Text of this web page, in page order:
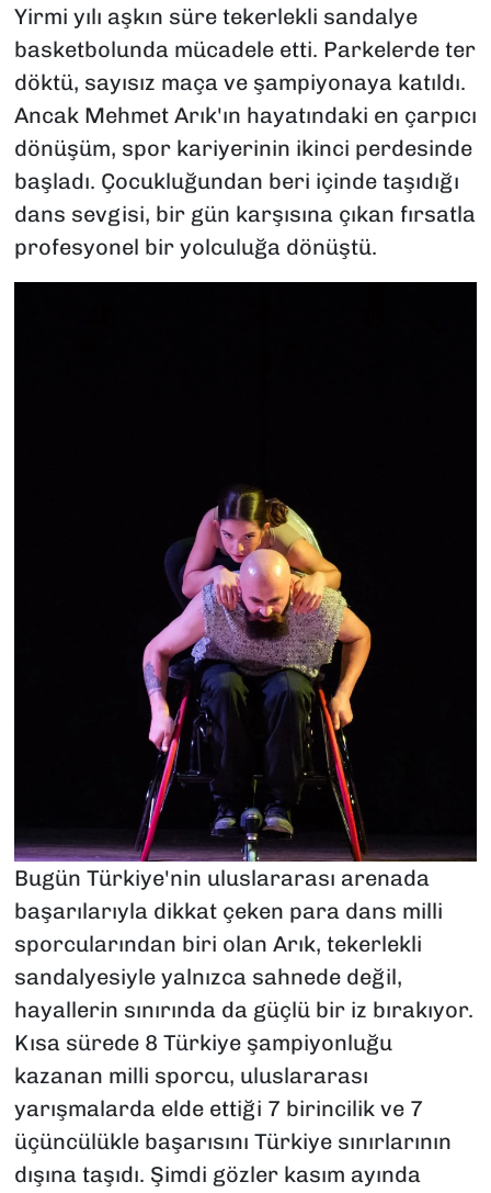
Yirmi yılı aşkın süre tekerlekli sandalye
basketbolunda mücadele etti. Parkelerde ter
döktü, sayısız maça ve şampiyonaya katıldı.
Ancak Mehmet Arık'ın hayatındaki en çarpıcı
dönüşüm, spor kariyerinin ikinci perdesinde
başladı. Çocukluğundan beri içinde taşıdığı
dans sevgisi, bir gün karşısına çıkan fırsatla
profesyonel bir yolculuğa dönüştü.
Bugün Türkiye'nin uluslararası arenada
başarılarıyla dikkat çeken para dans milli
sporcularından biri olan Arık, tekerlekli
sandalyesiyle yalnızca sahnede değil,
hayallerin sınırında da güçlü bir iz bırakıyor.
Kısa sürede 8 Türkiye şampiyonluğu
kazanan milli sporcu, uluslararası
yarışmalarda elde ettiği 7 birincilik ve 7
üçüncülükle başarısını Türkiye sınırlarının
dışına taşıdı. Şimdi gözler kasım ayında